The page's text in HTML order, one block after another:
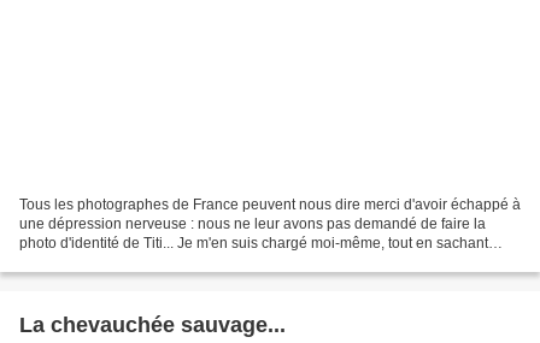
Tous les photographes de France peuvent nous dire merci d'avoir échappé à
une dépression nerveuse : nous ne leur avons pas demandé de faire la
photo d'identité de Titi... Je m'en suis chargé moi-même, tout en sachant
La chevauchée sauvage...